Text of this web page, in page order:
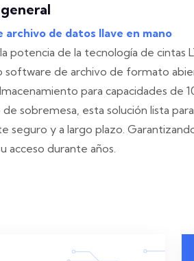
archivo de datos llave en mano
potencia de la tecnología de cintas
software de archivo de formato
para capacidades de
sobremesa, esta solución lista
seguro y a largo plazo.
acceso durante años.